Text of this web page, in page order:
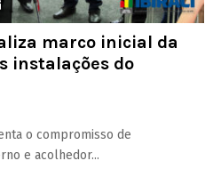
marco inicial da
instalações do
o compromisso de
e acolhedor...